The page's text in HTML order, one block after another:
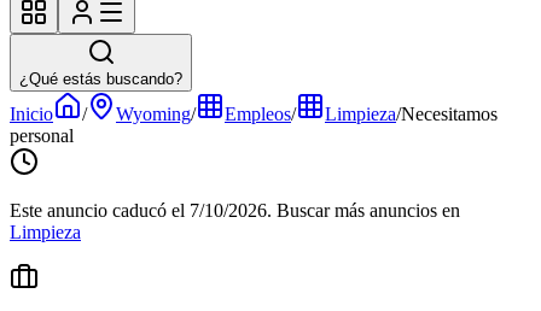
¿Qué estás buscando?
Inicio / Wyoming/ Empleos/ Limpieza/Necesitamos
personal
Este anuncio caducó el 7/10/2026. Buscar más anuncios en
Limpieza